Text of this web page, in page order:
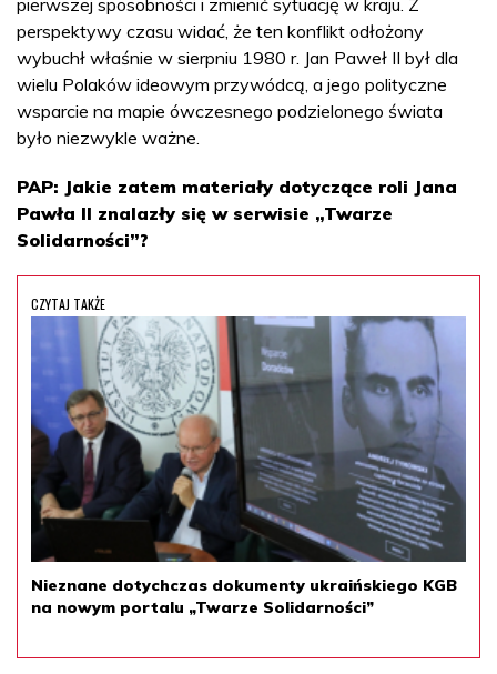
pierwszej sposobności i zmienić sytuację w kraju. Z
perspektywy czasu widać, że ten konflikt odłożony
wybuchł właśnie w sierpniu 1980 r. Jan Paweł II był dla
wielu Polaków ideowym przywódcą, a jego polityczne
wsparcie na mapie ówczesnego podzielonego świata
było niezwykle ważne.
PAP: Jakie zatem materiały dotyczące roli Jana
Pawła II znalazły się w serwisie „Twarze
Solidarności”?
CZYTAJ TAKŻE
Nieznane dotychczas dokumenty ukraińskiego KGB
na nowym portalu „Twarze Solidarności”